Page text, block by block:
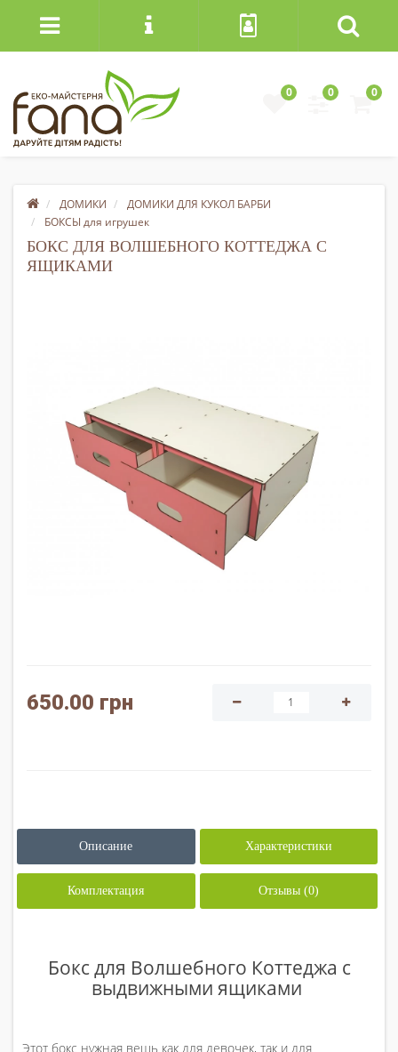
0 0 0
ДОМИКИ
ДОМИКИ ДЛЯ КУКОЛ БАРБИ
БОКСЫ для игрушек
БОКС ДЛЯ ВОЛШЕБНОГО КОТТЕДЖА С
ЯЩИКАМИ
650.00 грн
Описание Характеристики
Комплектация Отзывы (0)
Бокс для Волшебного Коттеджа с
выдвижными ящиками
Этот бокс нужная вещь как для девочек, так и для